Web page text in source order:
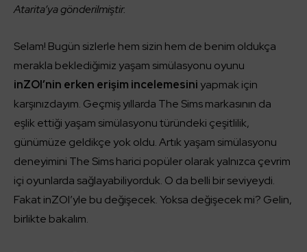
Atarita’ya gönderilmiştir.
Selam! Bugün sizlerle hem sizin hem de benim oldukça
merakla beklediğimiz yaşam simülasyonu oyunu
inZOI’nin erken erişim incelemesini yapmak için
karşınızdayım. Geçmiş yıllarda The Sims markasının da
eşlik ettiği yaşam simülasyonu türündeki çeşitlilik,
günümüze geldikçe yok oldu. Artık yaşam simülasyonu
deneyimini The Sims harici popüler olarak yalnızca çevrim
içi oyunlarda sağlayabiliyorduk. O da belli bir seviyeydi.
Fakat inZOI’yle bu değişecek. Yoksa değişecek mi? Gelin,
birlikte bakalım.